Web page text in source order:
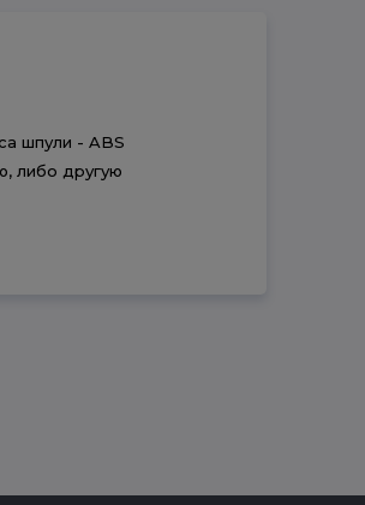
шпули - ABS
либо другую